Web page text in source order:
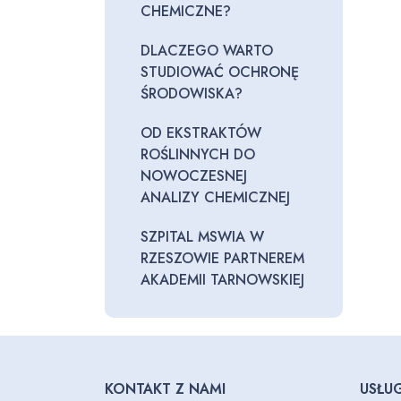
CHEMICZNE?
DLACZEGO WARTO
STUDIOWAĆ OCHRONĘ
ŚRODOWISKA?
OD EKSTRAKTÓW
ROŚLINNYCH DO
NOWOCZESNEJ
ANALIZY CHEMICZNEJ
SZPITAL MSWIA W
RZESZOWIE PARTNEREM
AKADEMII TARNOWSKIEJ
KONTAKT Z NAMI